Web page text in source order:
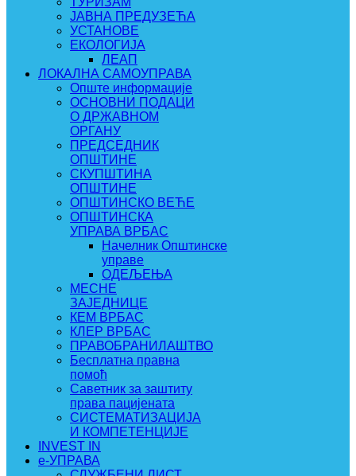
ЈАВНА ПРЕДУЗЕЋА
УСТАНОВЕ
ЕКОЛОГИЈА
ЛЕАП
ЛОКАЛНА САМОУПРАВА
Опште информације
ОСНОВНИ ПОДАЦИ
О ДРЖАВНОМ
ОРГАНУ
ПРЕДСЕДНИК
ОПШТИНЕ
СКУПШТИНА
ОПШТИНЕ
ОПШТИНСКО ВЕЋЕ
ОПШТИНСКА
УПРАВА ВРБАС
Начелник Општинске
управе
ОДЕЉЕЊА
МЕСНЕ
ЗАЈЕДНИЦЕ
КЕМ ВРБАС
КЛЕР ВРБАС
ПРАВОБРАНИЛАШТВО
Бесплатна правна
помоћ
Саветник за заштиту
права пацијената
СИСТЕМАТИЗАЦИЈА
И КОМПЕТЕНЦИЈЕ
INVEST IN
e-УПРАВА